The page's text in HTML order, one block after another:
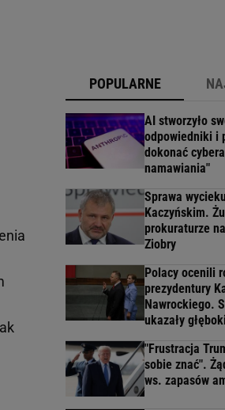
POPULARNE
AI stworzyło
odpowiedniki i
dokonać
namawiania"
Sprawa
Kaczyńskim.
prokuraturze
Ziobry
Polacy ocenili
prezydentury
Nawrockiego.
ukazały
"Frustracja
sobie znać".
ws. zapasów